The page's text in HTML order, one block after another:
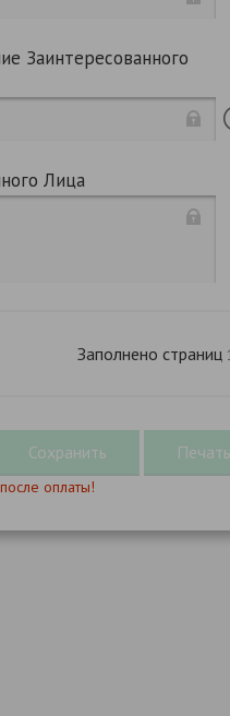
Заинтересованного
Лица
Заполнено страниц
оплаты!